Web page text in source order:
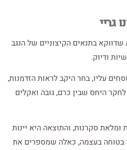
גריי
בתנאים הקיצוניים של הנגב
ודיוק.
עליו, בחר היקב לראות הזדמנות,
היחס שבין כרם, גובה ואקלים
סקרנות, והתוצאה היא יינות
בעצמה, כאלה שמספרים את